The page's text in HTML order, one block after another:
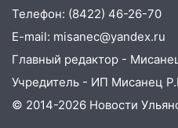
09:35 В Ульяновске
будут судить за
млн рублей
08:22 Подросток на
велосипедистку:
Телефон: (8422) 46-26-70
E-mail: misanec@yandex.ru
Главный редактор -
Учредитель - ИП Мисанец
© 2014-2026 Новости